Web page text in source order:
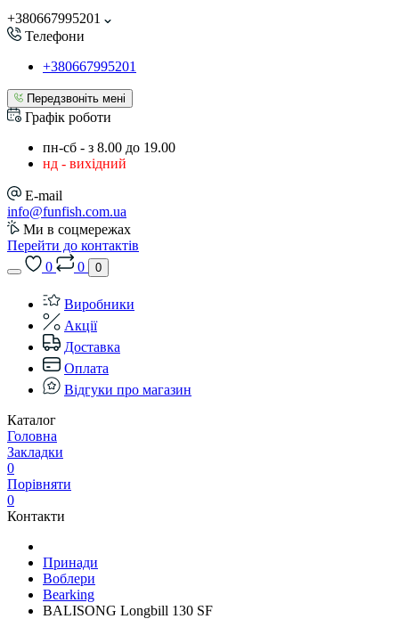
+380667995201
Телефони
+380667995201
Передзвоніть мені
Графік роботи
пн-сб - з 8.00 до 19.00
нд - вихідний
E-mail
info@funfish.com.ua
Ми в соцмережах
Перейти до контактів
0
0 0
Виробники
Акції
Доставка
Оплата
Відгуки про магазин
Каталог
Головна
Закладки
0
Порівняти
0
Контакти
Принади
Воблери
Bearking
BALISONG Longbill 130 SF